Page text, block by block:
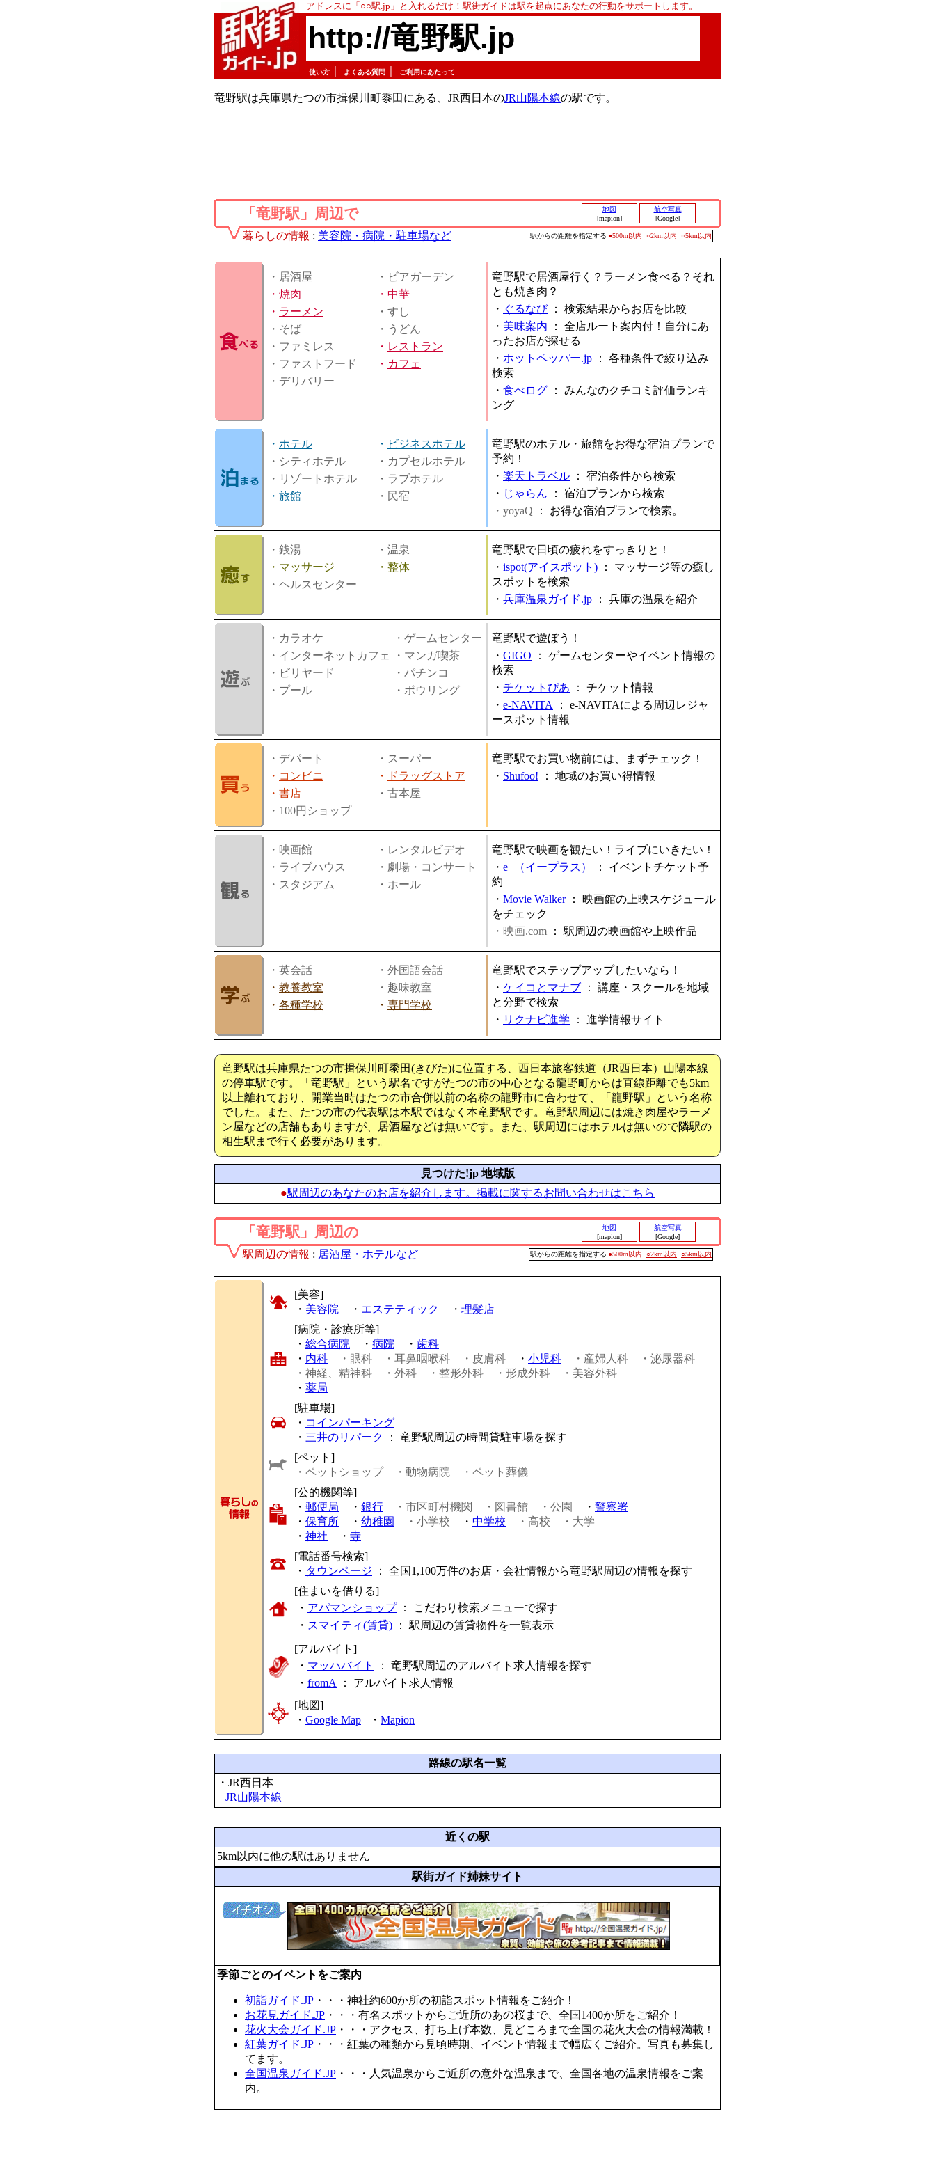
アドレスに「○○駅.jp」と入れるだけ！駅街ガイドは駅を起点にあなたの行動をサポートします。
http://竜野駅.jp
使い方 よくある質問 ご利用にあたって
竜野駅は兵庫県たつの市揖保川町黍田にある、JR西日本のJR山陽本線の駅です。
「竜野駅」周辺で
地図
[mapion]
航空写真
[Google]
暮らしの情報 : 美容院・病院・駐車場など 駅からの距離を指定する ●500m以内 ○2km以内 ○5km以内
・居酒屋
・ビアガーデン
・ 焼肉 ・ 中華
・ ラーメン
・すし
・そば
・うどん
・ファミレス
・ レストラン
・ファストフード
・ カフェ
・デリバリー
竜野駅で居酒屋行く？ラーメン食べる？それ
とも焼き肉？
・ ぐるなび： 検索結果からお店を比較
・ 美味案内 ： 全店ルート案内付！自分にあ
ったお店が探せる
・ ホットペッパー.jp ： 各種条件で絞り込み
検索
・ 食べログ ： みんなのクチコミ評価ランキ
ング
・ ホテル ・ ビジネスホテル
・シティホテル
・カプセルホテル
・リゾートホテル
・ラブホテル
・ 旅館 ・民宿
竜野駅のホテル・旅館をお得な宿泊プランで
予約！
・ 楽天トラベル ： 宿泊条件から検索
・ じゃらん ： 宿泊プランから検索
・yoyaQ ： お得な宿泊プランで検索。
・銭湯
・温泉
・ マッサージ ・ 整体
・ヘルスセンター
竜野駅で日頃の疲れをすっきりと！
・ ispot(アイスポット) ： マッサージ等の癒し
スポットを検索
・ 兵庫温泉ガイド.jp ： 兵庫の温泉を紹介
・カラオケ
・ゲームセンター
・インターネットカフェ
・マンガ喫茶
・ビリヤード
・パチンコ
・プール
・ボウリング
竜野駅で遊ぼう！
・ GIGO ： ゲームセンターやイベント情報の
検索
・ チケットぴあ ： チケット情報
・ e-NAVITA ： e-NAVITAによる周辺レジャ
ースポット情報
・デパート
・スーパー
・ コンビニ ・
ドラッグストア
・ 書店
・古本屋
・100円ショップ
竜野駅でお買い物前には、まずチェック！
・ Shufoo! ： 地域のお買い得情報
・映画館
・レンタルビデオ
・ライブハウス
・劇場・コンサート
・スタジアム
・ホール
竜野駅で映画を観たい！ライブにいきたい！
・ e+（イープラス） ： イベントチケット予
約
・ Movie Walker： 映画館の上映スケジュール
をチェック
・映画.com ： 駅周辺の映画館や上映作品
・英会話
・外国語会話
・ 教養教室
・趣味教室
・ 各種学校 ・ 専門学校
竜野駅でステップアップしたいなら！
・ ケイコとマナブ ： 講座・スクールを地域
と分野で検索
・ リクナビ進学 ： 進学情報サイト
竜野駅は兵庫県たつの市揖保川町黍田(きびた)に位置する、西日本旅客鉄道（JR西日本）山陽本線
の停車駅です。「竜野駅」という駅名ですがたつの市の中心となる龍野町からは直線距離でも5km
以上離れており、開業当時はたつの市合併以前の名称の龍野市に合わせて、「龍野駅」という名称
でした。また、たつの市の代表駅は本駅ではなく本竜野駅です。竜野駅周辺には焼き肉屋やラーメ
ン屋などの店舗もありますが、居酒屋などは無いです。また、駅周辺にはホテルは無いので隣駅の
相生駅まで行く必要があります。
見つけた!jp 地域版
●駅周辺のあなたのお店を紹介します。掲載に関するお問い合わせはこちら
「竜野駅」周辺の
地図
[mapion]
航空写真
[Google]
駅周辺の情報 : 居酒屋・ホテルなど 駅からの距離を指定する ●500m以内 ○2km以内 ○5km以内
[美容]
・ 美容院 ・ エステティック ・ 理髪店
[病院・診療所等]
・ 総合病院 ・ 病院 ・ 歯科
・ 内科 ・眼科 ・耳鼻咽喉科 ・皮膚科 ・ 小児科 ・産婦人科
・泌尿器科
・神経、精神科
・外科 ・整形外科 ・形成外科
・美容外科
・ 薬局
[駐車場]
・ コインパーキング
・ 三井のリパーク
： 竜野駅周辺の時間貸駐車場を探す
[ペット]
・ペットショップ
・動物病院
・ペット葬儀
[公的機関等]
・ 郵便局 ・ 銀行 ・市区町村機関 ・図書館 ・公園 ・ 警察署
・ 保育所 ・ 幼稚園 ・小学校 ・ 中学校 ・高校
・大学
・ 神社 ・ 寺
[電話番号検索]
・ タウンページ ： 全国1,100万件のお店・会社情報から竜野駅周辺の情報を探す
[住まいを借りる]
・ アパマンショップ： こだわり検索メニューで探す
・ スマイティ(賃貸) ： 駅周辺の賃貸物件を一覧表示
[アルバイト]
・ マッハバイト
： 竜野駅周辺のアルバイト求人情報を探す
・ fromA ： アルバイト求人情報
[地図]
・ Google Map ・ Mapion
路線の駅名一覧
・JR西日本
JR山陽本線
近くの駅
5km以内に他の駅はありません
駅街ガイド姉妹サイト
季節ごとのイベントをご案内
初詣ガイド.JP ・・・神社約600か所の初詣スポット情報をご紹介！
お花見ガイド.JP ・・・有名スポットからご近所のあの桜まで、全国1400か所をご紹介！
花火大会ガイド.JP ・・・アクセス、打ち上げ本数、見どころまで全国の花火大会の情報満載！
紅葉ガイド.JP ・・・紅葉の種類から見頃時期、イベント情報まで幅広くご紹介。写真も募集し
てます。
全国温泉ガイド.JP ・・・人気温泉からご近所の意外な温泉まで、全国各地の温泉情報をご案
内。